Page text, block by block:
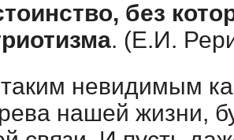
без
. (Е.И.
невидимым
нашей жизни,